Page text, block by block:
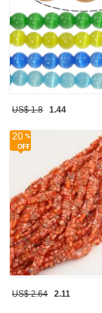
US$ 1.8 1.44
20
US$ 2.64 2.11